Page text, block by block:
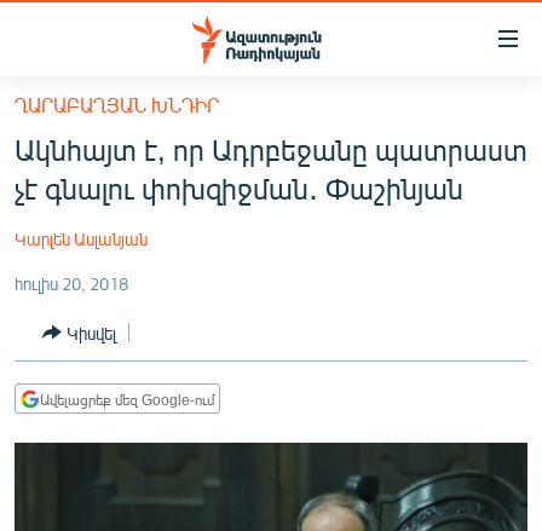
Մատչելիության
հիմնական
բովանդակությանը
Անցնել
հիմնական
մենյուին
ՀԱՅԱՍՏԱՆ
ՔԱՂԱՔԱԿԱՆ
ԸՆՏՐՈՒԹՅՈՒՆՆԵՐ 2026
ԻՐԱՎՈՒՆՔ
ՀԱՍԱՐԱԿՈՒԹՅՈՒՆ
ՏՆՏԵՍՈՒԹՅՈՒՆ
ՊԱՏԵՐԱԶՄԻ 6 ՇԱԲԱԹՆԵՐԸ
ՂԱՐԱԲԱՂՅԱՆ ԽՆԴԻՐ
Ակնհայտ է, որ Ադրբեջանը պատրաստ
չէ գնալու փոխզիջման․ Փաշինյան
Կարլեն Ասլանյան
հուլիս 20, 2018
Կիսվել
Ավելացրեք մեզ Google-ում